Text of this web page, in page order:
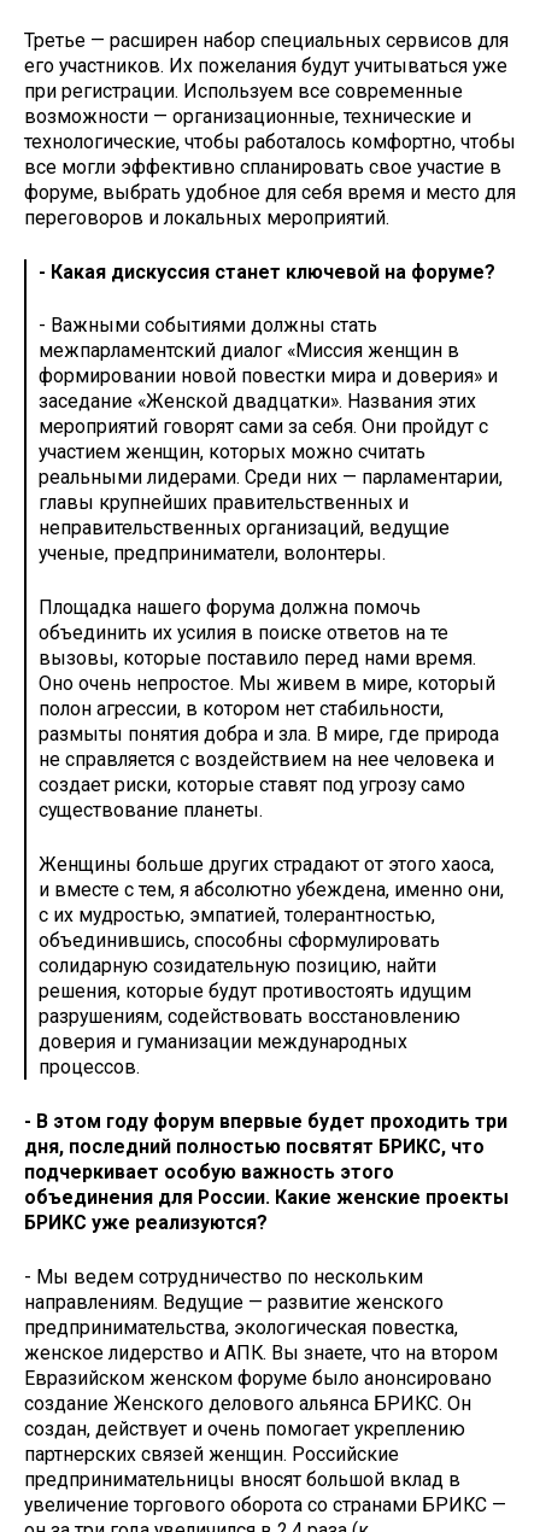
Третье — расширен набор специальных сервисов для
его участников. Их пожелания будут учитываться уже
при регистрации. Используем все современные
возможности — организационные, технические и
технологические, чтобы работалось комфортно, чтобы
все могли эффективно спланировать свое участие в
форуме, выбрать удобное для себя время и место для
переговоров и локальных мероприятий.
- Какая дискуссия станет ключевой на форуме?
- Важными событиями должны стать
межпарламентский диалог «Миссия женщин в
формировании новой повестки мира и доверия» и
заседание «Женской двадцатки». Названия этих
мероприятий говорят сами за себя. Они пройдут с
участием женщин, которых можно считать
реальными лидерами. Среди них — парламентарии,
главы крупнейших правительственных и
неправительственных организаций, ведущие
ученые, предприниматели, волонтеры.
Площадка нашего форума должна помочь
объединить их усилия в поиске ответов на те
вызовы, которые поставило перед нами время.
Оно очень непростое. Мы живем в мире, который
полон агрессии, в котором нет стабильности,
размыты понятия добра и зла. В мире, где природа
не справляется с воздействием на нее человека и
создает риски, которые ставят под угрозу само
существование планеты.
Женщины больше других страдают от этого хаоса,
и вместе с тем, я абсолютно убеждена, именно они,
с их мудростью, эмпатией, толерантностью,
объединившись, способны сформулировать
солидарную созидательную позицию, найти
решения, которые будут противостоять идущим
разрушениям, содействовать восстановлению
доверия и гуманизации международных
процессов.
- В этом году форум впервые будет проходить три
дня, последний полностью посвятят БРИКС, что
подчеркивает особую важность этого
объединения для России. Какие женские проекты
БРИКС уже реализуются?
- Мы ведем сотрудничество по нескольким
направлениям. Ведущие — развитие женского
предпринимательства, экологическая повестка,
женское лидерство и АПК. Вы знаете, что на втором
Евразийском женском форуме было анонсировано
создание Женского делового альянса БРИКС. Он
создан, действует и очень помогает укреплению
партнерских связей женщин. Российские
предпринимательницы вносят большой вклад в
увеличение торгового оборота со странами БРИКС —